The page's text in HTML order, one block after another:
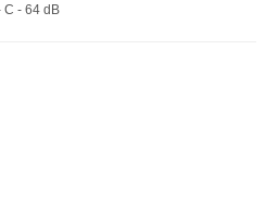
C - 64 dB